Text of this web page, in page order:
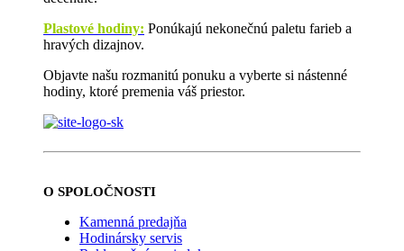
Plastové hodiny: Ponúkajú nekonečnú paletu farieb a
hravých dizajnov.
Objavte našu rozmanitú ponuku a vyberte si nástenné
hodiny, ktoré premenia váš priestor.
O SPOLOČNOSTI
Kamenná predajňa
Hodinársky servis